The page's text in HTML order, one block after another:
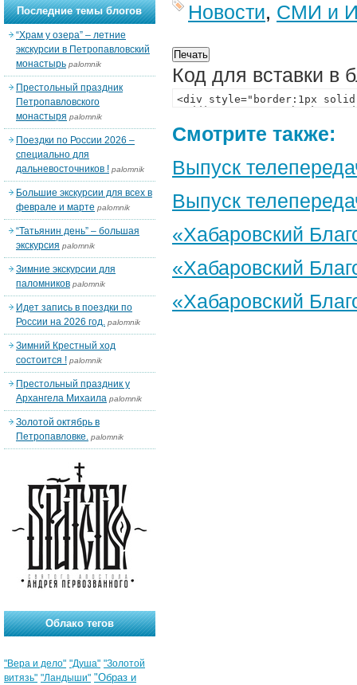
Новости, СМИ и
Код для вставки в
Смотрите также:
Выпуск
Выпуск
«Хабаровский
«Хабаровский
«Хабаровский
Последние темы блогов
“Храм у озера” – летние
экскурсии в Петропавловский
монастырь palomnik
Престольный праздник
Петропавловского
монастыря palomnik
Поездки по России 2026 –
специально для
дальневосточников ! palomnik
Большие экскурсии для всех в
феврале и марте palomnik
“Татьянин день” – большая
экскурсия palomnik
Зимние экскурсии для
паломников palomnik
Идет запись в поездки по
России на 2026 год. palomnik
Зимний Крестный ход
состоится ! palomnik
Престольный праздник у
Архангела Михаила palomnik
Золотой октябрь в
Петропавловке. palomnik
Облако тегов
"Вера и дело" "Душа" "Золотой
витязь" "Ландыши" "Образ и